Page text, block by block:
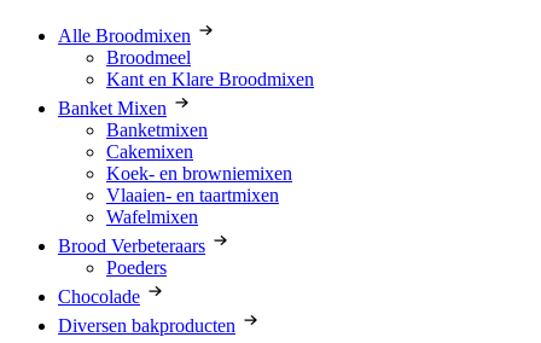
Alle Broodmixen
Broodmeel
Kant en Klare Broodmixen
Banket Mixen
Banketmixen
Cakemixen
Koek- en browniemixen
Vlaaien- en taartmixen
Wafelmixen
Brood Verbeteraars
Poeders
Chocolade
Diversen bakproducten